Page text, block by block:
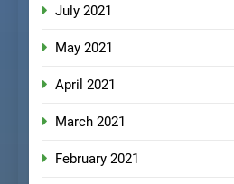
July 2021
May 2021
April 2021
March 2021
February 2021